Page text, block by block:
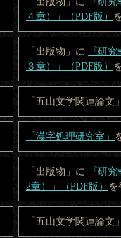
４章）」（PDF版）
「出版物」に
『研
３章）」（PDF版）
「五山文学関連論文
「漢字処理研究室」
「出版物」に
『研
2章）」（PDF版） を
「五山文学関連論文